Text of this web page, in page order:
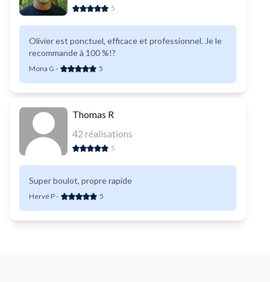
5
Olivier est ponctuel, efficace et professionnel. Je le
recommande à 100 %!?
Mona G - 5
Thomas R
42 réalisations
5
Super boulot, propre rapide
Hervé P- 5